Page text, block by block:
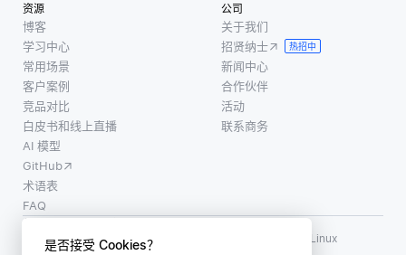
是否接受 Cookies？
资源
博客
学习中心
常用场景
客户案例
竞品对比
白皮书和线上直播
AI 模型
GitHub
术语表
FAQ
公司
关于我们
招贤纳士
热招中
新闻中心
合作伙伴
活动
联系商务
使用条款·个人信息保护政策·数据安全政策
LF AI、LF AI & Data、Milvus，以及相关的开源项目名称为 Linux